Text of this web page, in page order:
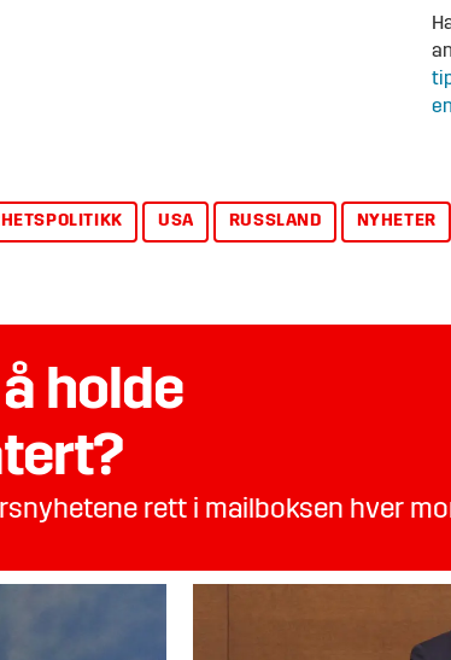
USA RUSSLAND NYHETER
holde
rett i mailboksen hver